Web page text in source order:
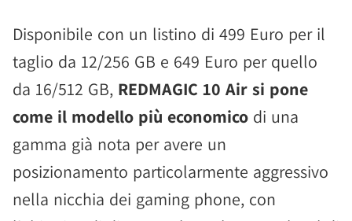
Disponibile con un listino di 499 Euro per il
taglio da 12/256 GB e 649 Euro per quello
da 16/512 GB, REDMAGIC 10 Air si pone
come il modello più economico di una
gamma già nota per avere un
posizionamento particolarmente aggressivo
nella nicchia dei gaming phone, con